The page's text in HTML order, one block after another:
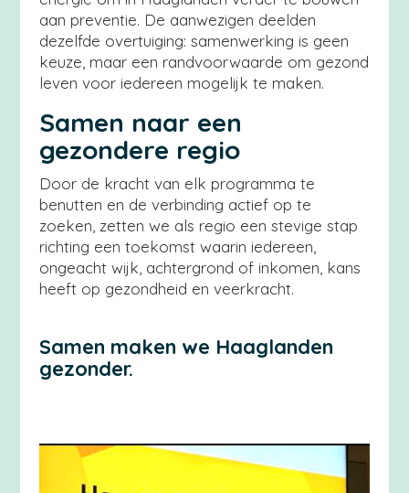
aan preventie. De aanwezigen deelden
dezelfde overtuiging: samenwerking is geen
keuze, maar een randvoorwaarde om gezond
leven voor iedereen mogelijk te maken.
Samen naar een
gezondere regio
Door de kracht van elk programma te
benutten en de verbinding actief op te
zoeken, zetten we als regio een stevige stap
richting een toekomst waarin iedereen,
ongeacht wijk, achtergrond of inkomen, kans
heeft op gezondheid en veerkracht.
Samen maken we Haaglanden
gezonder.